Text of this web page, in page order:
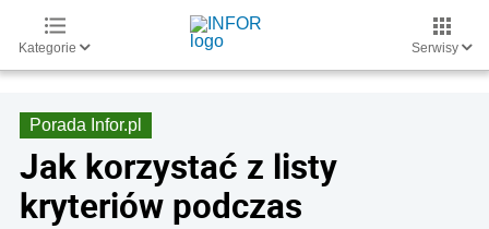
Kategorie Serwisy
Porada Infor.pl
Jak korzystać z listy
kryteriów podczas